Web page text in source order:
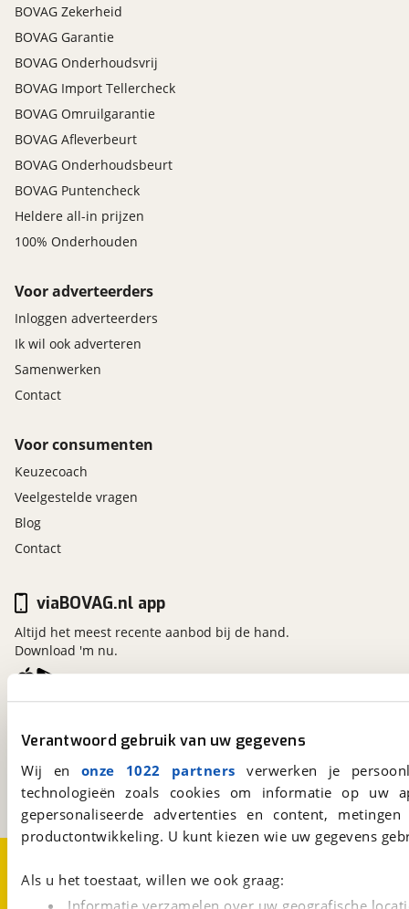
Verantwoord gebruik van uw gegevens
Wij en onze 1022 partners verwerken je
technologieën zoals cookies om informatie op
gepersonaliseerde advertenties en content,
productontwikkeling. U kunt kiezen wie uw gegevens
Als u het toestaat, willen we ook graag:
Informatie verzamelen over uw geografische
BOVAG Zekerheid
BOVAG Garantie
BOVAG Onderhoudsvrij
BOVAG Import Tellercheck
BOVAG Omruilgarantie
BOVAG Afleverbeurt
BOVAG Onderhoudsbeurt
BOVAG Puntencheck
Heldere all-in prijzen
100% Onderhouden
Voor adverteerders
Inloggen adverteerders
Ik wil ook adverteren
Samenwerken
Contact
Voor consumenten
Keuzecoach
Veelgestelde vragen
Blog
Contact
Kosterijland15
Een initiatief van
BOVAG
viaBOVAG.nl app
Altijd het meest recente aanbod bij de hand.
Download 'm nu.
CookievoorkeurenVacatures